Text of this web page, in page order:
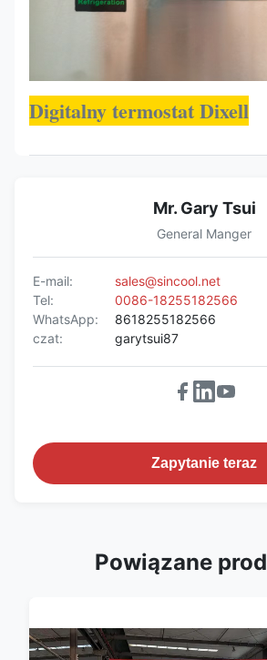
Digitalny termostat Dixell
Mr. Gary Tsui
General Manger
E-mail:
sales@sincool.net
Tel:
0086-18255182566
WhatsApp:
8618255182566
czat:
garytsui87
Zapytanie teraz
Powiązane